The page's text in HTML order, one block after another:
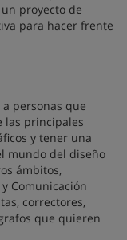
proyecto de
para hacer frente
personas que
las principales
y tener una
mundo del diseño
ámbitos,
Comunicación
correctores,
que quieren